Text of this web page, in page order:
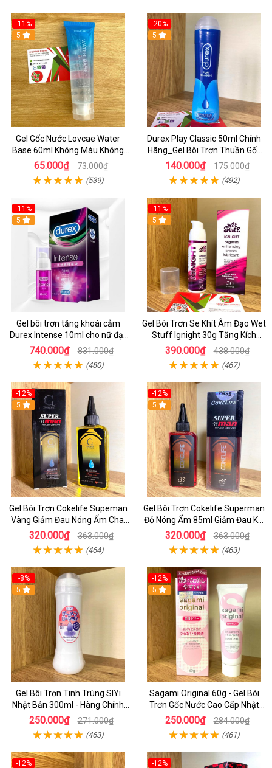
-11%
5
Gel Gốc Nước Lovcae Water
Base 60ml Không Màu Không
Mùi
65.000₫ 73.000₫
(539)
-20%
5
Durex Play Classic 50ml Chính
Hãng_Gel Bôi Trơn Thuần Gốc
Nước - Shop Sextoy247
140.000₫ 175.000₫
(492)
-11%
5
Gel bôi trơn tăng khoái cảm
Durex Intense 10ml cho nữ đạt
cực khoái
740.000₫ 831.000₫
(480)
-11%
5
Gel Bôi Trơn Se Khít Âm Đạo Wet
Stuff Ignight 30g Tăng Kích
Thích Khoái Cảm Cho Nữ
390.000₫ 438.000₫
(467)
-12%
5
Gel Bôi Trơn Cokelife Supeman
Vàng Giảm Đau Nóng Ấm Chai
85ml
320.000₫ 363.000₫
(464)
-12%
5
Gel Bôi Trơn Cokelife Superman
Đỏ Nóng Ấm 85ml Giảm Đau Khi
Quan Hệ
320.000₫ 363.000₫
(463)
-8%
5
Gel Bôi Trơn Tinh Trùng SIYi
Nhật Bản 300ml - Hàng Chính
Hãng
250.000₫ 271.000₫
(463)
-12%
5
Sagami Original 60g - Gel Bôi
Trơn Gốc Nước Cao Cấp Nhật
Bản Chính Hãng
250.000₫ 284.000₫
(461)
-12%
-12%